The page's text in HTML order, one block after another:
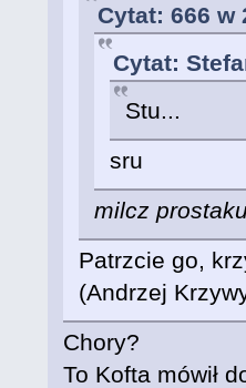
Cytat: 666 w
Cytat:
Stu...
sru
milcz
Patrzcie go,
(Andrzej
Chory?
To Kofta mówił